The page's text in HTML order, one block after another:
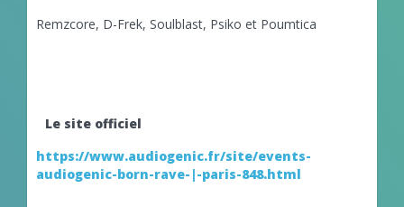
Remzcore, D-Frek, Soulblast, Psiko et Poumtica
Le site officiel
https://www.audiogenic.fr/site/events-
audiogenic-born-rave-|-paris-848.html